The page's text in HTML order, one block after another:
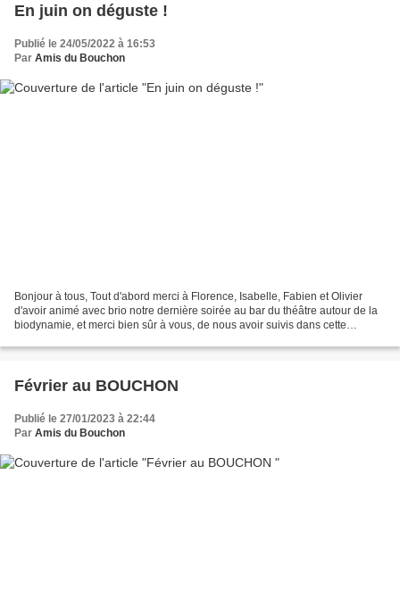
En juin on déguste !
Publié le 24/05/2022 à 16:53
Par Amis du Bouchon
Bonjour à tous, Tout d'abord merci à Florence, Isabelle, Fabien et Olivier
d'avoir animé avec brio notre dernière soirée au bar du théâtre autour de la
biodynamie, et merci bien sûr à vous, de nous avoir suivis dans cette
Février au BOUCHON
Publié le 27/01/2023 à 22:44
Par Amis du Bouchon